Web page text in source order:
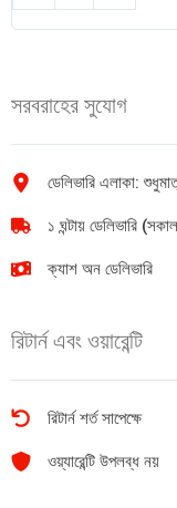
পিওর
ময়দা
সরবরাহের সুযোগ
ডেলিভারি এলাকা:
১ ঘন্টায় ডেলিভারি
ক্যাশ অন ডেলিভারি
রিটার্ন এবং ওয়ারেন্টি
রিটার্ন শর্ত সাপেক্ষে
ওয়্যারেন্টি উপলব্ধ নয়